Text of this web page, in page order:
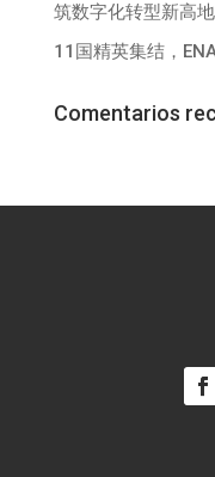
筑数字化转型新高地
11国精英集结，
Comentarios